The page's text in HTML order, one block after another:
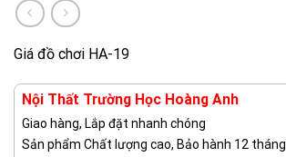
Giá đồ chơi HA-19
Nội Thất Trường Học Hoàng Anh
Giao hàng, Lắp đặt nhanh chóng
Sản phẩm Chất lượng cao, Bảo hành 12 tháng